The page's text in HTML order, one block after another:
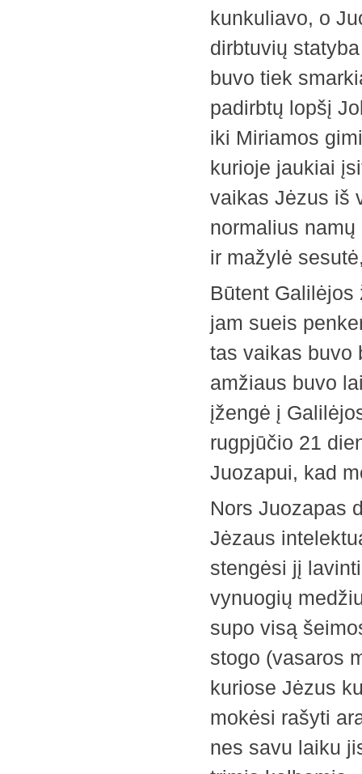
kunkuliavo, o
dirbtuvių
buvo tiek
padirbtų lopšį
iki Miriamos
kurioje jaukiai
vaikas Jėzus iš
normalius
ir mažylė
Būtent
jam sueis
tas vaikas buvo
amžiaus buvo
įžengė į
rugpjūčio 21
Juozapui, kad
Nors Juozapas
Jėzaus
stengėsi jį
vynuogių
supo visą
stogo (vasaros
kuriose Jėzus
mokėsi rašyti
nes savu laiku